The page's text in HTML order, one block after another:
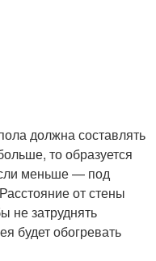
должна составлять
то образуется
меньше — под
от стены
не затруднять
будет обогревать